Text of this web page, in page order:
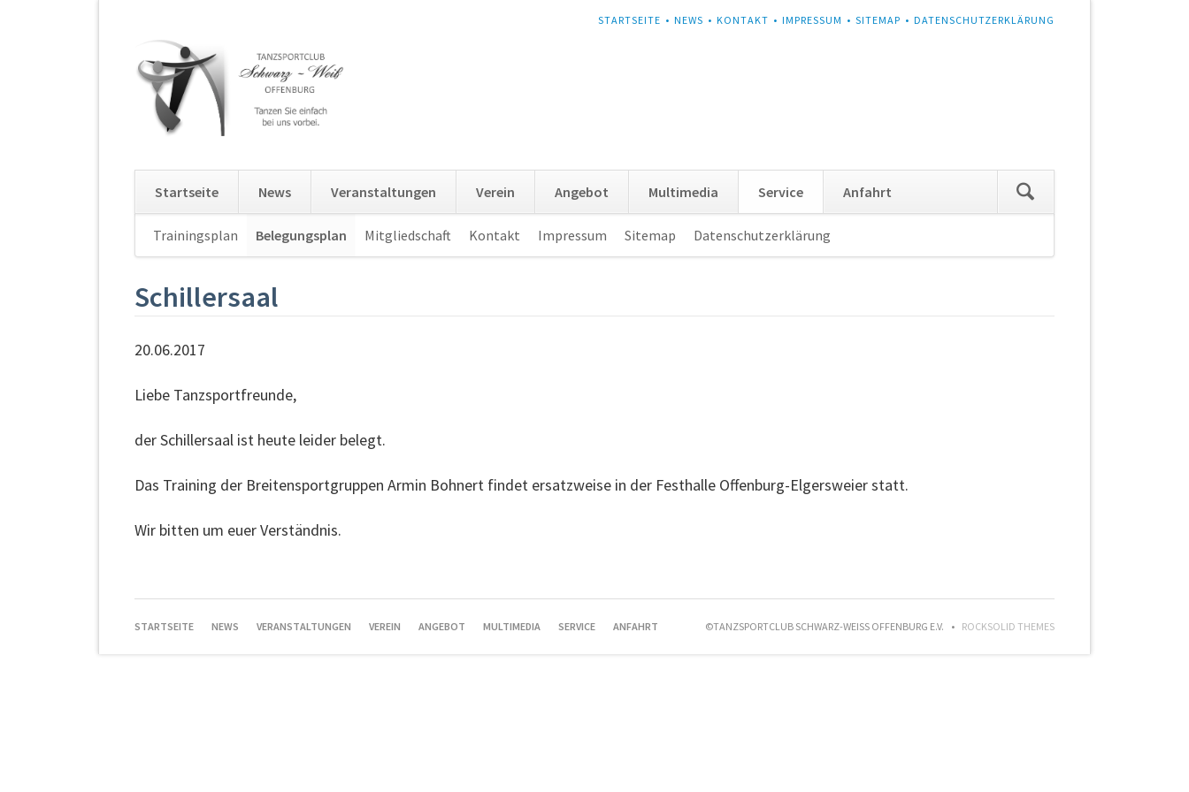
NAVIGATION
STARTSEITE NEWS KONTAKT IMPRESSUM SITEMAP DATENSCHUTZERKLÄRUNG
überspringen
Startseite News Veranstaltungen Verein Angebot Multimedia Service Anfahrt
überspringen
überspringen
Trainingsplan Belegungsplan Mitgliedschaft Kontakt Impressum Sitemap Datenschutzerklärung
Schillersaal
20.06.2017
Liebe Tanzsportfreunde,
der Schillersaal ist heute leider belegt.
Das Training der Breitensportgruppen Armin Bohnert findet ersatzweise in der Festhalle Offenburg-Elgersweier statt.
Wir bitten um euer Verständnis.
NAVIGATION
STARTSEITE NEWS VERANSTALTUNGEN VEREIN ANGEBOT MULTIMEDIA SERVICE ANFAHRT ©TANZSPORTCLUB SCHWARZ-WEISS OFFENBURG E.V. ROCKSOLID THEMES